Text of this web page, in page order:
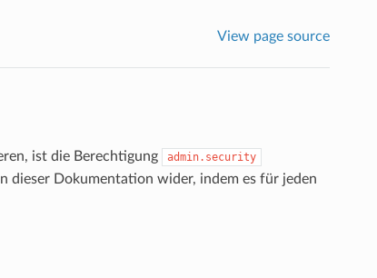
View page source
ist die Berechtigung admin.security
dieser Dokumentation wider, indem es für jeden